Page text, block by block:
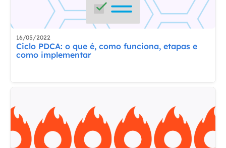
16/05/2022
Ciclo PDCA: o que é, como funciona, etapas e
como implementar